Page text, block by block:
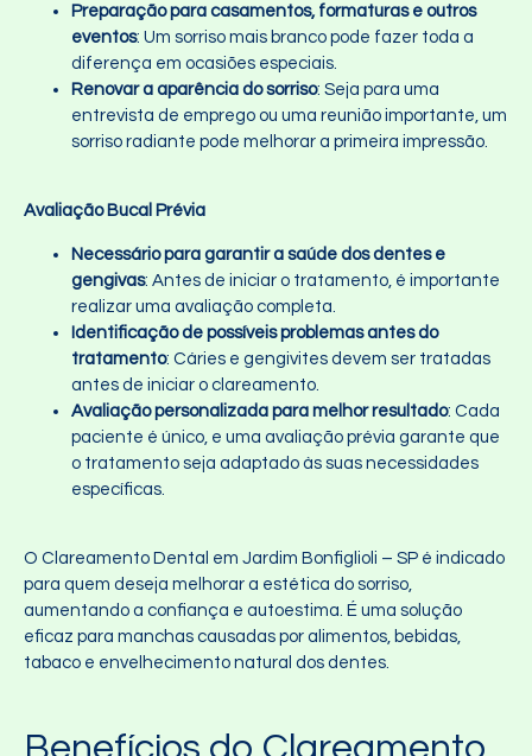
Preparação para casamentos, formaturas e outros
eventos: Um sorriso mais branco pode fazer toda a
diferença em ocasiões especiais.
Renovar a aparência do sorriso: Seja para uma
entrevista de emprego ou uma reunião importante, um
sorriso radiante pode melhorar a primeira impressão.
Avaliação Bucal Prévia
Necessário para garantir a saúde dos dentes e
gengivas: Antes de iniciar o tratamento, é importante
realizar uma avaliação completa.
Identificação de possíveis problemas antes do
tratamento: Cáries e gengivites devem ser tratadas
antes de iniciar o clareamento.
Avaliação personalizada para melhor resultado: Cada
paciente é único, e uma avaliação prévia garante que
o tratamento seja adaptado às suas necessidades
específicas.
O Clareamento Dental em Jardim Bonfiglioli – SP é indicado
para quem deseja melhorar a estética do sorriso,
aumentando a confiança e autoestima. É uma solução
eficaz para manchas causadas por alimentos, bebidas,
tabaco e envelhecimento natural dos dentes.